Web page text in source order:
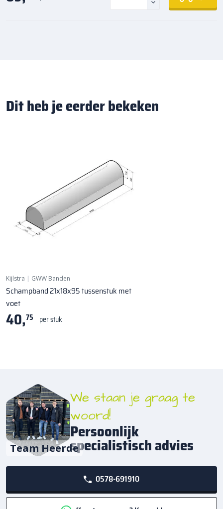
Dit heb je eerder bekeken
Kijlstra | GWW Banden
Schampband 21x18x95 tussenstuk met
voet
40,75 per stuk
Team Heerde
We staan je graag te
woord!
Persoonlijk
specialistisch advies
0578-691910